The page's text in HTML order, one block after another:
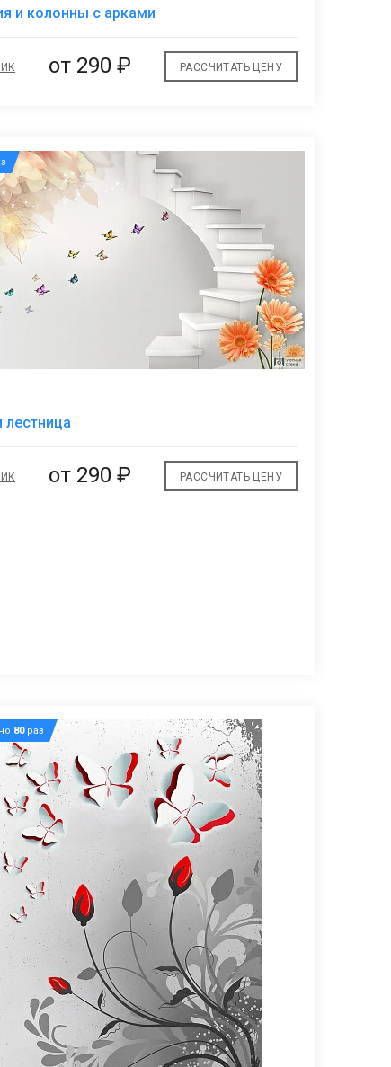
и колонны с арками
от 290 ₽ РАССЧИТАТЬ ЦЕНУ
лестница
от 290 ₽ РАССЧИТАТЬ ЦЕНУ
80раз